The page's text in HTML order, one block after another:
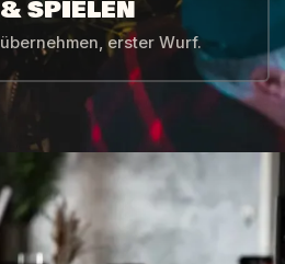
SPIELEN
erster Wurf.